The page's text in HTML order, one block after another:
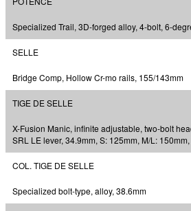
Specialized Trail, 3D-forged alloy, 4-bolt, 6-
SELLE
Bridge Comp, Hollow Cr-mo rails, 155/143mm
TIGE DE SELLE
X-Fusion Manic, infinite adjustable, two-bolt
SRL LE lever, 34.9mm, S: 125mm, M/L:
COL. TIGE DE SELLE
Specialized bolt-type, alloy, 38.6mm